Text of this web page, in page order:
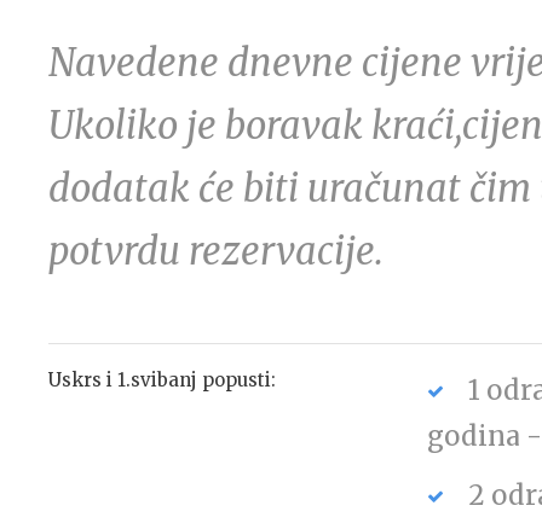
Navedene dnevne cijene
Ukoliko je boravak
dodatak će biti uračunat čim
potvrdu rezervacije.
Uskrs i 1.svibanj popusti:
1
godina
2